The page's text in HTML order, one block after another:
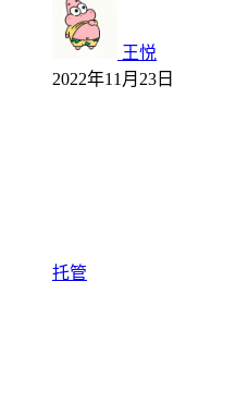
王悦
2022年11月23日
托管